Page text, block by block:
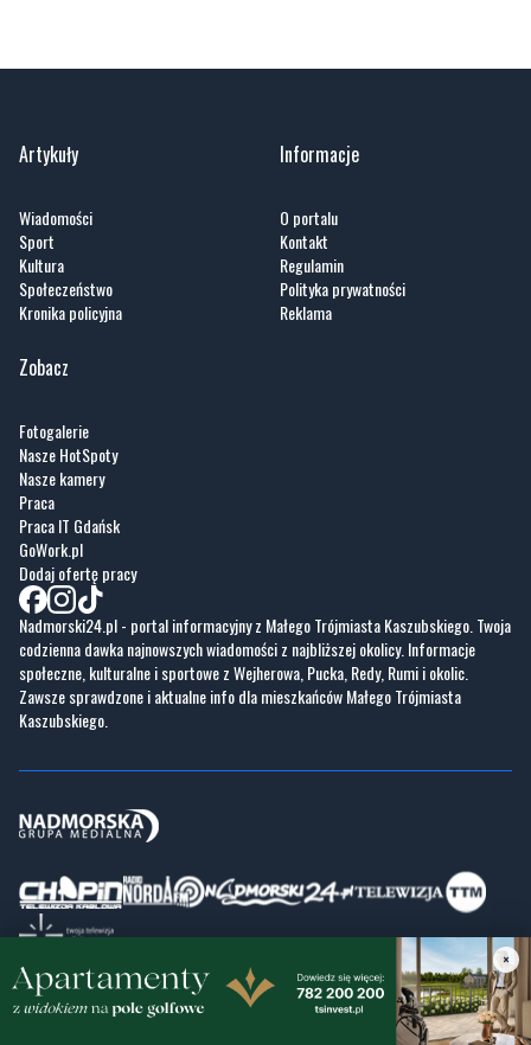
Artykuły
Wiadomości
Sport
Kultura
Społeczeństwo
Kronika policyjna
Informacje
O portalu
Kontakt
Regulamin
Polityka prywatności
Reklama
Zobacz
Fotogalerie
Nasze HotSpoty
Nasze kamery
Praca
Praca IT Gdańsk
GoWork.pl
Dodaj ofertę pracy
Nadmorski24.pl - portal informacyjny z Małego Trójmiasta Kaszubskiego. Twoja
codzienna dawka najnowszych wiadomości z najbliższej okolicy. Informacje
społeczne, kulturalne i sportowe z Wejherowa, Pucka, Redy, Rumi i okolic.
Zawsze sprawdzone i aktualne info dla mieszkańców Małego Trójmiasta
Kaszubskiego.
Copyrights © Nadmorski24.pl 2026 r.
Projekt i wykonaniePixlab.pl
×